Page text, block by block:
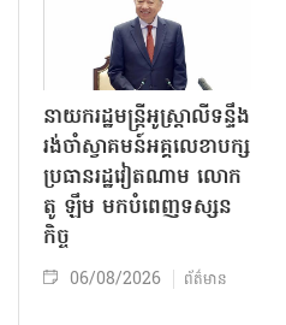
នាយករដ្ឋមន្ត្រីអូស្ត្រាលីទន្ទឹង
រង់ចាំស្វាគមន៍អគ្គលេខាបក្ស
ប្រធានរដ្ឋវៀតណាម លោក
តូ ឡឹម មកបំពេញទស្សន
កិច្ច
06/08/2026 ព័ត៌មាន